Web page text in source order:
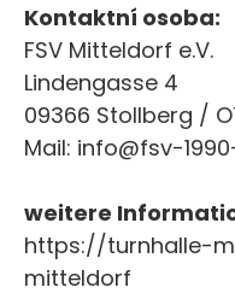
Kontaktní osoba:
FSV Mitteldorf e.V.
Lindengasse 4
09366 Stollberg /
Mail: info@fsv-
weitere
https://turnhalle-
mitteldorf